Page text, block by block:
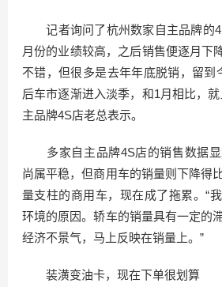
记者询问了杭州数家自主品牌的
月份的业绩较高，之后销售便逐月下
不错，但很多是去年年底脱销，留到
后车市逐渐进入淡季，和1月相比，
主品牌4S店老总表示。
多家自主品牌4S店的销售数据显
尚属平稳，但商用车的销量则下降得
量支柱的商用车，现在成了拖累。“
环境的原因。轿车的销量具有一定的
经济不景气，马上反映在销量上。”
装潢变油卡，现在下单很划算